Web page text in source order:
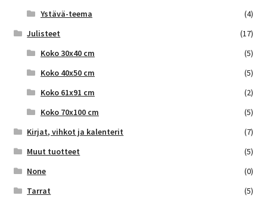
Ystävä-teema
(4)
Julisteet
(17)
Koko 30x40 cm
(5)
Koko 40x50 cm
(5)
Koko 61x91 cm
(2)
Koko 70x100 cm
(5)
Kirjat, vihkot ja kalenterit
(7)
Muut tuotteet
(5)
None
(0)
Tarrat
(5)